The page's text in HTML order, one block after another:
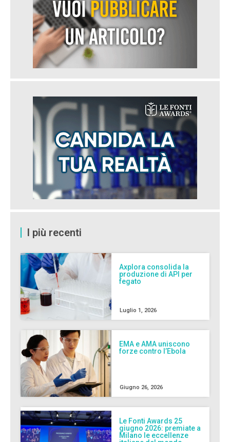
I più recenti
Axplora consolida la
produzione di API per
fegato
Luglio 1, 2026
EMA e AMA uniscono
forze contro l’Ebola
Giugno 26, 2026
Le Fonti Awards 25
giugno 2026: premiate a
Milano le eccellenze